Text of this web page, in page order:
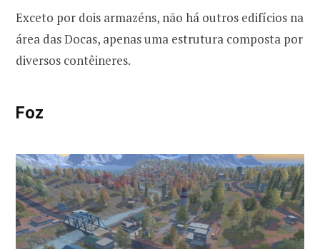
Exceto por dois armazéns, não há outros edifícios na
área das Docas, apenas uma estrutura composta por
diversos contêineres.
Foz